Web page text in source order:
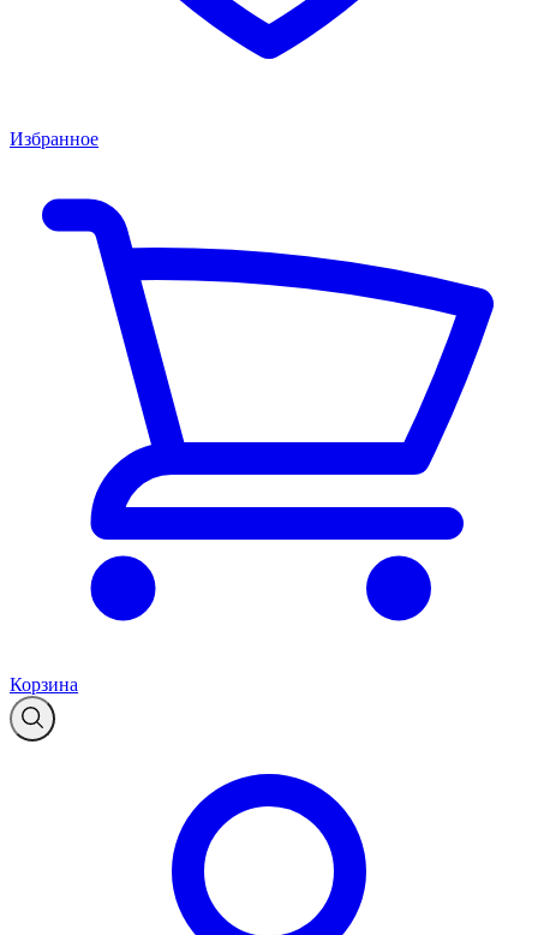
Избранное
Корзина